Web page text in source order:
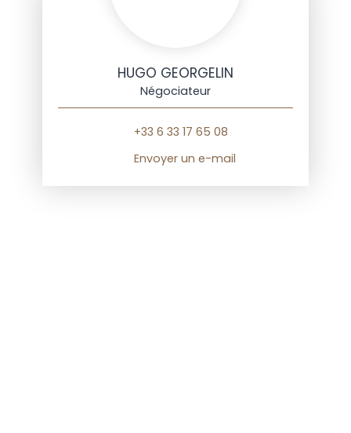
HUGO GEORGELIN
Négociateur
+33 6 33 17 65 08
Envoyer un e-mail